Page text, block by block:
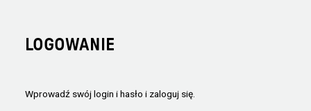
LOGOWANIE
Wprowadź swój login i hasło i zaloguj się.